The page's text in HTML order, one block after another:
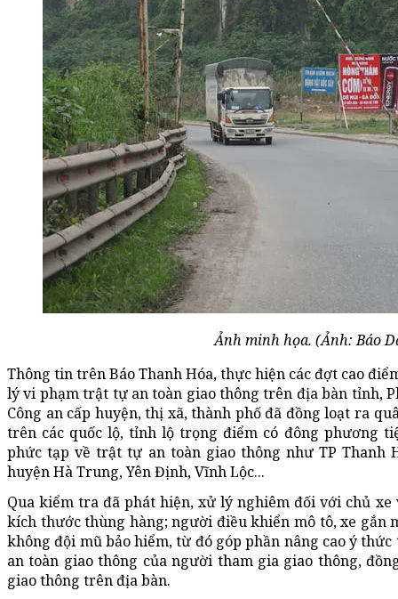
Ảnh minh họa. (Ảnh: Báo
Thông tin trên Báo Thanh Hóa, thực hiện các đợt cao
lý vi phạm trật tự an toàn giao thông trên địa bàn tỉnh,
Công an cấp huyện, thị xã, thành phố đã đồng loạt ra
trên các quốc lộ, tỉnh lộ trọng điểm có đông phương
phức tạp về trật tự an toàn giao thông như TP Thanh
huyện Hà Trung, Yên Định, Vĩnh Lộc...
Qua kiểm tra đã phát hiện, xử lý nghiêm đối với chủ
kích thước thùng hàng; người điều khiển mô tô, xe gắn
không đội mũ bảo hiểm, từ đó góp phần nâng cao ý
an toàn giao thông của người tham gia giao thông,
giao thông trên địa bàn.